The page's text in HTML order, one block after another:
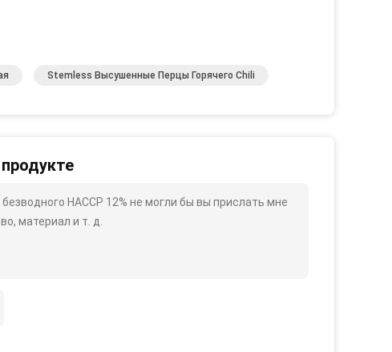
Stemless Высушенные Перцы Горячего Chili
HACCP 12% не могли бы вы прислать мне
материал и т. д.